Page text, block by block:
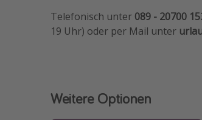
Telefonisch unter 089 - 20700
19 Uhr) oder per Mail unter
Weitere Optionen